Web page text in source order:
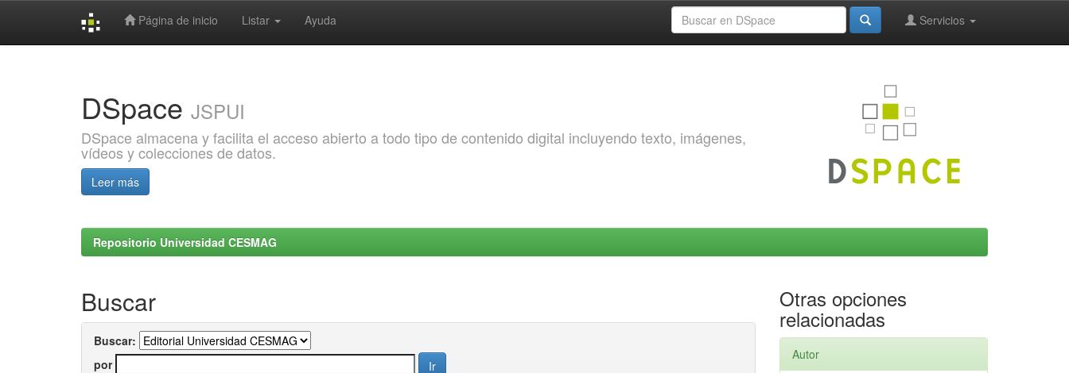
Página de inicio Listar Ayuda Servicios
DSpace JSPUI
DSpace almacena y facilita el acceso abierto a todo tipo de contenido digital incluyendo texto, imágenes,
vídeos y colecciones de datos.
Leer más
Repositorio Universidad CESMAG
Buscar
Buscar:
por
Otras opciones
relacionadas
Autor